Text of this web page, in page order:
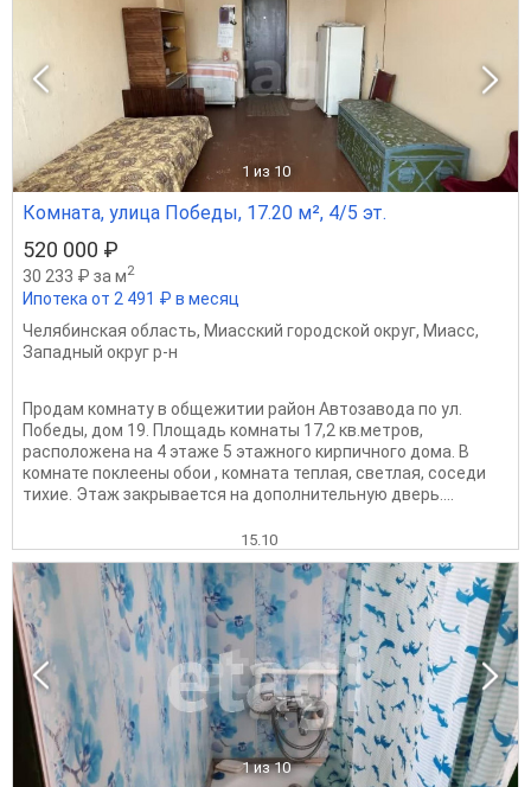
1 из 10
Комната, улица Победы, 17.20 м², 4/5 эт.
520 000 ₽
30 233 ₽ за м2
Ипотека от 2 491 ₽ в месяц
Челябинская область, Миасский городской округ, Миасс,
Западный округ р-н
Продам комнату в общежитии район Автозавода по ул.
Победы, дом 19. Площадь комнаты 17,2 кв.метров,
расположена на 4 этаже 5 этажного кирпичного дома. В
комнате поклеены обои , комната теплая, светлая, соседи
тихие. Этаж закрывается на дополнительную дверь....
15.10
1 из 10